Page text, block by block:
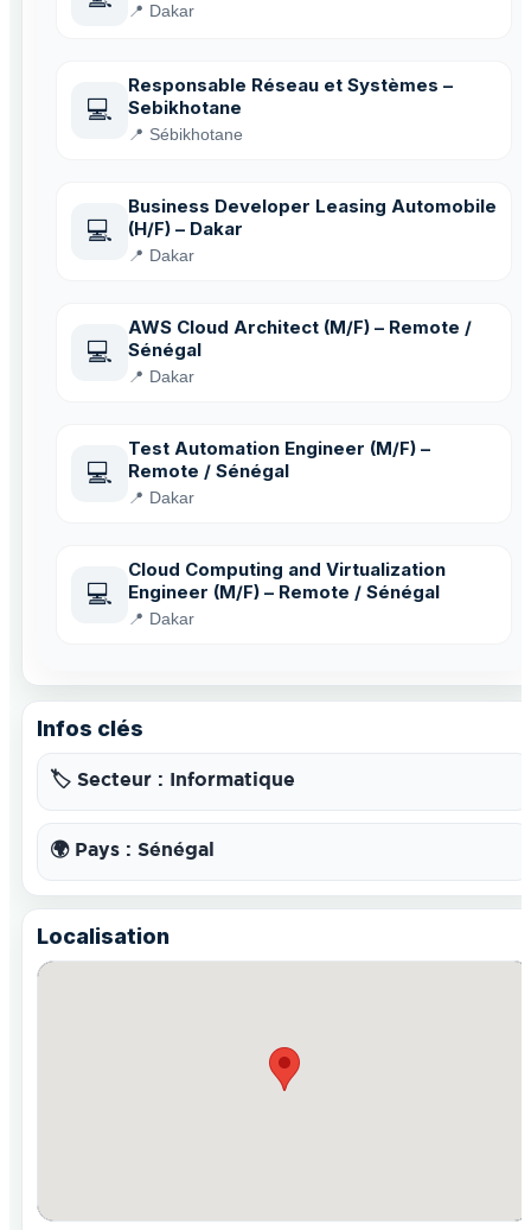
📍 Dakar
💻
Responsable Réseau et Systèmes –
Sebikhotane
📍 Sébikhotane
💻
Business Developer Leasing Automobile
(H/F) – Dakar
📍 Dakar
💻
AWS Cloud Architect (M/F) – Remote /
Sénégal
📍 Dakar
💻
Test Automation Engineer (M/F) –
Remote / Sénégal
📍 Dakar
💻
Cloud Computing and Virtualization
Engineer (M/F) – Remote / Sénégal
📍 Dakar
Infos clés
🏷️ Secteur : Informatique
🌍 Pays : Sénégal
Localisation